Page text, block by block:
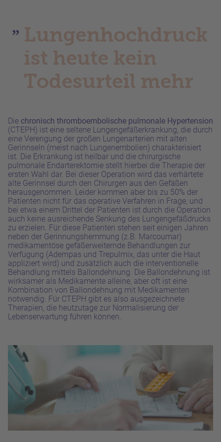
Lungenhochdruck
ist heute kein
Todesurteil mehr
Die chronisch thromboembolische pulmonale Hypertension
(CTEPH) ist eine seltene Lungengefäßerkrankung, die durch
eine Verengung der großen Lungenarterien mit alten
Gerinnseln (meist nach Lungenembolien) charakterisiert
ist. Die Erkrankung ist heilbar und die chirurgische
pulmonale Endarterektomie stellt hierbei die Therapie der
ersten Wahl dar. Bei dieser Operation wird das verhärtete
alte Gerinnsel durch den Chirurgen aus den Gefäßen
herausgenommen. Leider kommen aber bis zu 50% der
Patienten nicht für das operative Verfahren in Frage, und
bei etwa einem Drittel der Patienten ist durch die Operation
auch keine ausreichende Senkung des Lungengefäßdrucks
zu erzielen. Für diese Patienten stehen seit einigen Jahren
neben der Gerinnungshemmung (z.B. Marcoumar)
medikamentöse gefäßerweiternde Behandlungen zur
Verfügung (Adempas und Trepulmix, das unter die Haut
appliziert wird) und zusätzlich auch die interventionelle
Behandlung mittels Ballondehnung. Die Ballondehnung ist
wirksamer als Medikamente alleine, aber oft ist eine
Kombination von Ballondehnung mit Medikamenten
notwendig. Für CTEPH gibt es also ausgezeichnete
Therapien, die heutzutage zur Normalisierung der
Lebenserwartung führen können.